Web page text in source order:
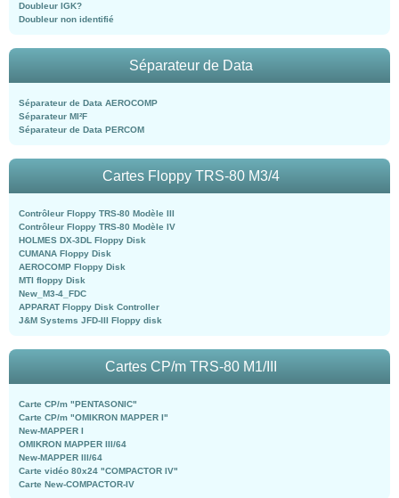
Doubleur IGK?
Doubleur non identifié
Séparateur de Data
Séparateur de Data AEROCOMP
Séparateur MI²F
Séparateur de Data PERCOM
Cartes Floppy TRS-80 M3/4
Contrôleur Floppy TRS-80 Modèle III
Contrôleur Floppy TRS-80 Modèle IV
HOLMES DX-3DL Floppy Disk
CUMANA Floppy Disk
AEROCOMP Floppy Disk
MTI floppy Disk
New_M3-4_FDC
APPARAT Floppy Disk Controller
J&M Systems JFD-III Floppy disk
Cartes CP/m TRS-80 M1/III
Carte CP/m "PENTASONIC"
Carte CP/m "OMIKRON MAPPER I"
New-MAPPER I
OMIKRON MAPPER III/64
New-MAPPER III/64
Carte vidéo 80x24 "COMPACTOR IV"
Carte New-COMPACTOR-IV